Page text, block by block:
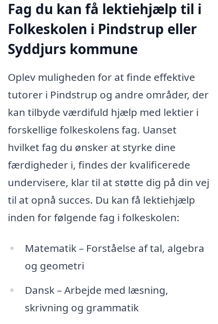
Fag du kan få lektiehjælp til i
Folkeskolen i Pindstrup eller
Syddjurs kommune
Oplev muligheden for at finde effektive
tutorer i Pindstrup og andre områder, der
kan tilbyde værdifuld hjælp med lektier i
forskellige folkeskolens fag. Uanset
hvilket fag du ønsker at styrke dine
færdigheder i, findes der kvalificerede
undervisere, klar til at støtte dig på din vej
til at opnå succes. Du kan få lektiehjælp
inden for følgende fag i folkeskolen:
Matematik – Forståelse af tal, algebra
og geometri
Dansk – Arbejde med læsning,
skrivning og grammatik